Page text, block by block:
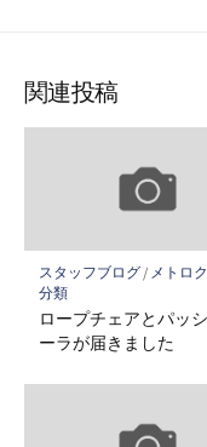
関連投稿
スタッフブログ/ メトロ
分類
ロープチェアとパッ
ーラが届きました